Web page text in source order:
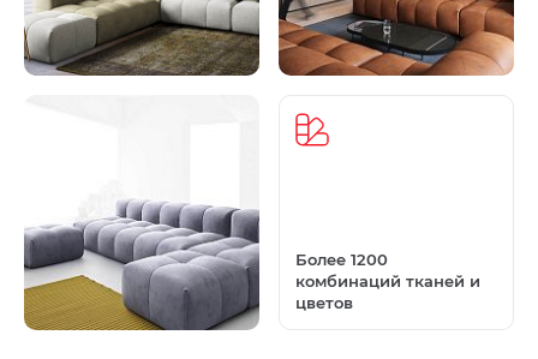
Более 1200
комбинаций тканей и
цветов